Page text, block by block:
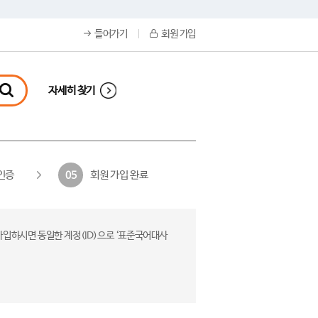
들어가기 회원 가입
자세히 찾기
증 05 회원 가입 완료
하시면 동일한 계정(ID)으로 ‘표준국어대사